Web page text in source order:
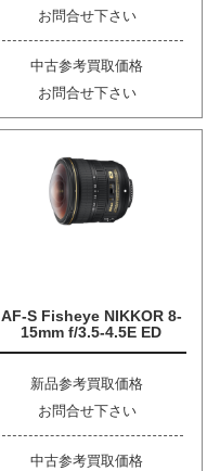
お問合せ下さい
中古参考買取価格
お問合せ下さい
AF-S Fisheye NIKKOR 8-
15mm f/3.5-4.5E ED
新品参考買取価格
お問合せ下さい
中古参考買取価格